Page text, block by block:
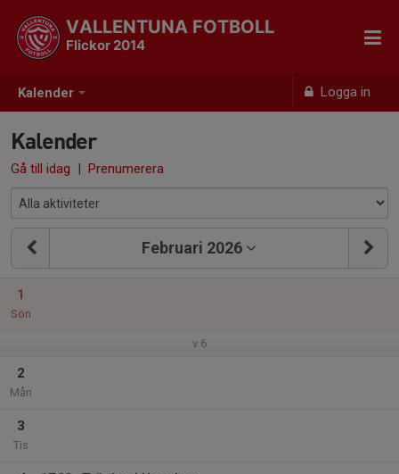
Kalender Logga in
VALLENTUNA FOTBOLL
Flickor 2014
Kalender
Gå till idag | Prenumerera
Februari 2026
1
Sön
v.6
2
Mån
3
Tis